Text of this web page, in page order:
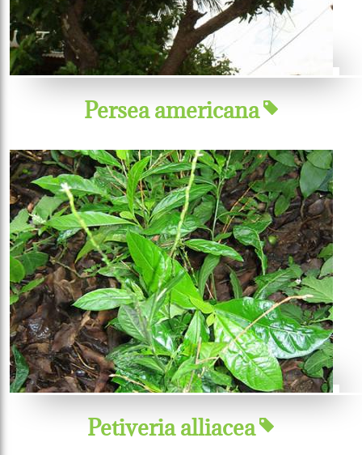
Persea americana
Petiveria alliacea